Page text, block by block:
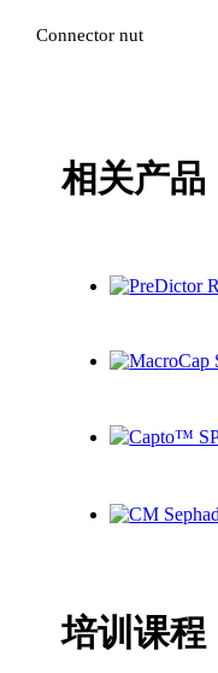
Connector nut
相关产品
培训课程